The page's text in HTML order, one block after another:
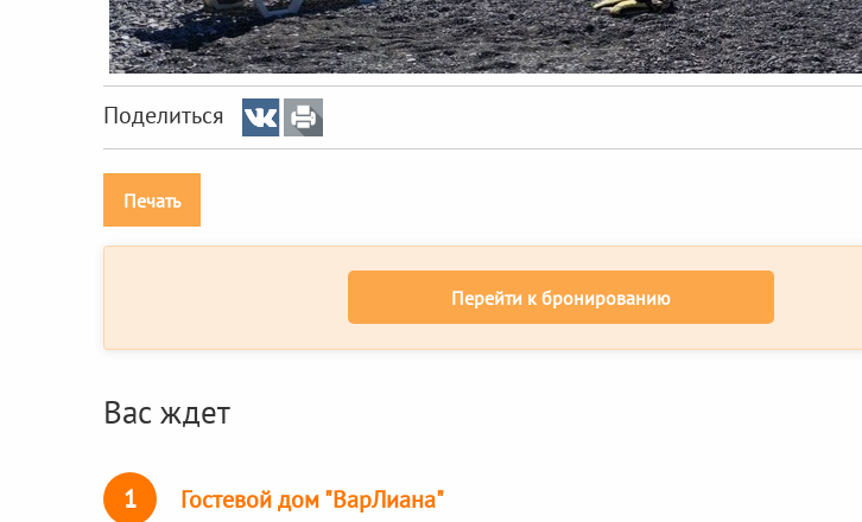
Поделиться
Печать
Перейти к бронированию
Вас ждет
1 Гостевой дом "ВарЛиана"